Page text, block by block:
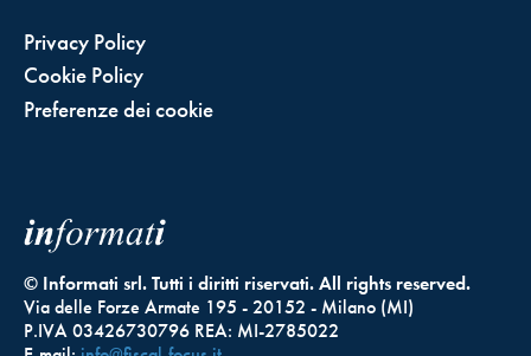
Privacy Policy
Cookie Policy
Preferenze dei cookie
© Informati srl. Tutti i diritti riservati. All rights reserved.
Via delle Forze Armate 195 - 20152 - Milano (MI)
P.IVA 03426730796 REA: MI-2785022